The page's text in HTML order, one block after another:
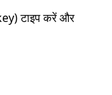
टाइप करें और